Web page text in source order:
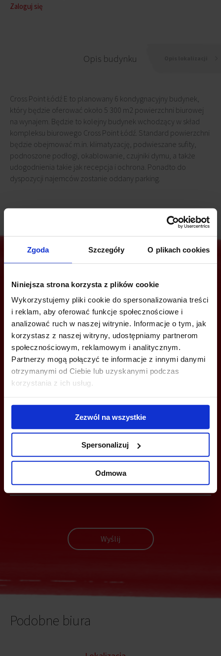
Zgoda Szczegóły O plikach cookies
Niniejsza strona korzysta z plików cookie
Wykorzystujemy pliki cookie do spersonalizowania treści
i reklam, aby oferować funkcje społecznościowe i
analizować ruch w naszej witrynie. Informacje o tym, jak
korzystasz z naszej witryny, udostępniamy partnerom
społecznościowym, reklamowym i analitycznym.
Partnerzy mogą połączyć te informacje z innymi danymi
otrzymanymi od Ciebie lub uzyskanymi podczas
korzystania z ich usług.
Zezwól na wszystkie
Spersonalizuj
Odmowa
Zaloguj się
Opis budynku
Cross Point Łódź E to planowany 6 kondygnacyjny budynek,
który będzie oferować około 5 300 m2 powierzchni biurowej
na wynajem. Będzie to kolejny budynek wchodzący w skład
kompleksu biurowego Cross Point Łódź. Standard powierzchni
będzie obejmować m.in. klimatyzację, podwieszane sufity,
podnoszone podłogi, okablowanie, czujniki dymu, a także
udogodnienia takie jak recepcja i ochrona. Ponadto do
dyspozycji najemców zostanie oddany parking.
Jesteś zainteresowany tą ofertą?
ZADZWOŃ I DOWIEDZ SIĘ WIĘCEJ
+48 22 167 04 00
info@bazabiur.pl
MOŻESZ TEŻ ZOSTAWIĆ SWÓJ NUMER, A MY SKONTAKTUJEMY SIĘ
Wyślij
Podobne biura